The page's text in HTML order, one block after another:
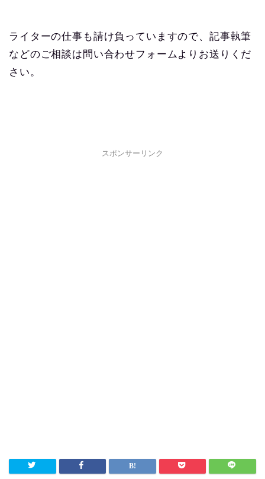
ライターの仕事も請け負っていますので、記事執筆
などのご相談は問い合わせフォームよりお送りくだ
さい。
スポンサーリンク